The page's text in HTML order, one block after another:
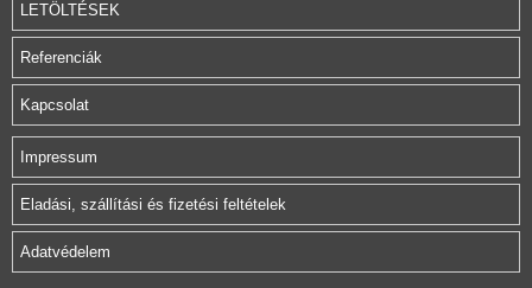
LETÖLTÉSEK
Referenciák
Kapcsolat
Impressum
Eladási, szállítási és fizetési feltételek
Adatvédelem